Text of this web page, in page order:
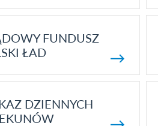
FUNDUSZ
ŁAD
DZIENNYCH